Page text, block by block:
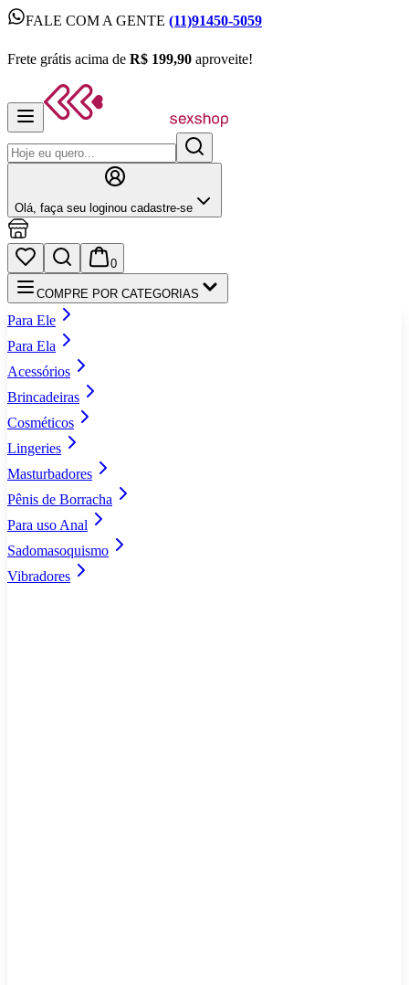
FALE COM A GENTE (11)91450-5059
Frete grátis acima de R$ 199,90 aproveite!
Olá, faça seu loginou cadastre‑se
0
COMPRE POR CATEGORIAS
Para Ele
Para Ela
Acessórios
Brincadeiras
Cosméticos
Lingeries
Masturbadores
Pênis de Borracha
Para uso Anal
Sadomasoquismo
Vibradores